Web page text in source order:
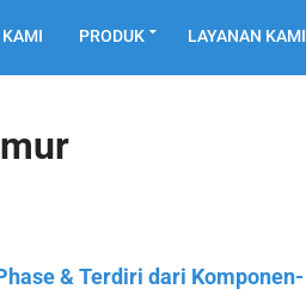
PRODUK LAYANAN KAMI
& Terdiri dari Komponen-